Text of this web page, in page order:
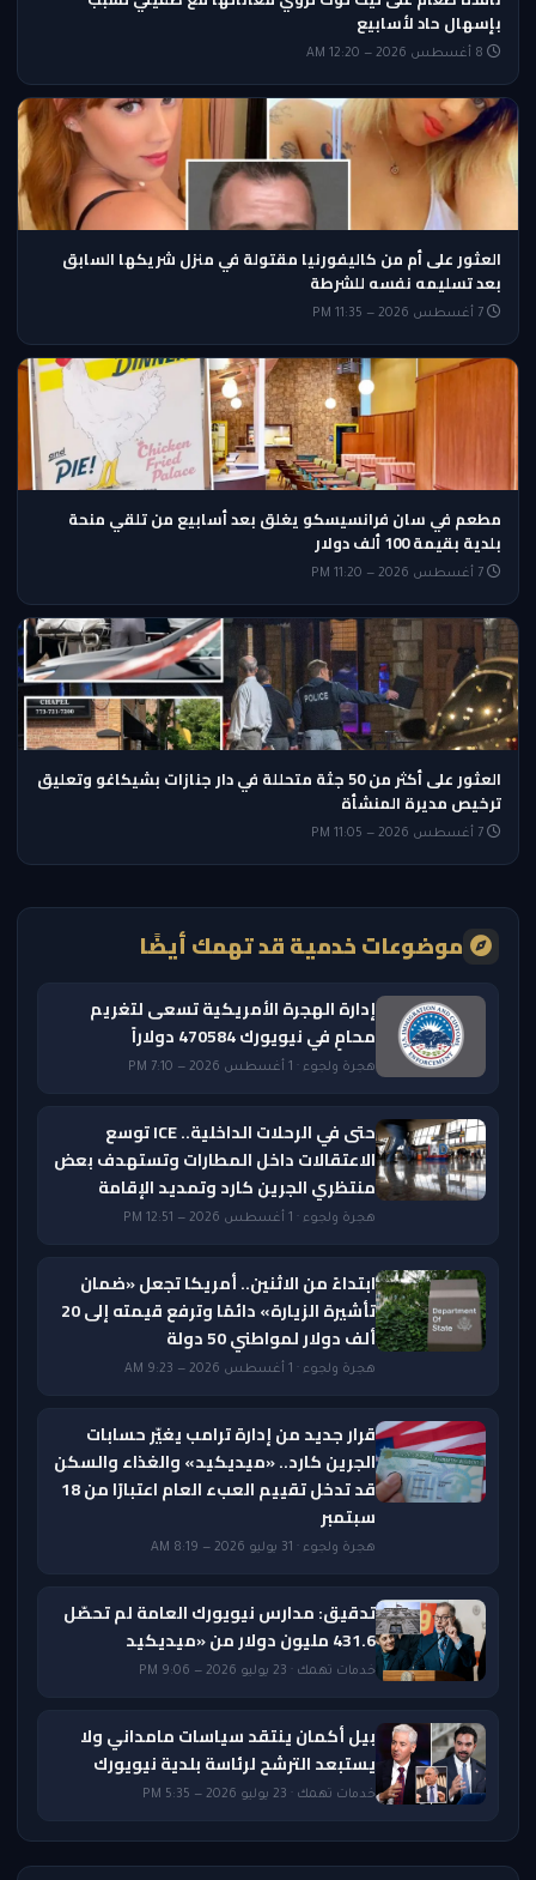
بإسهال حاد لأسابيع
العثور على أم من كاليفورنيا مقتولة في منزل شريكها السابق
بعد تسليمه نفسه للشرطة
مطعم في سان فرانسيسكو يغلق بعد أسابيع من تلقي منحة
بلدية بقيمة 100 ألف دولار
العثور على أكثر من 50 جثة متحللة في دار جنازات بشيكاغو وتعليق
ترخيص مديرة المنشأة
موضوعات خدمية قد تهمك أيضًا
إدارة الهجرة الأمريكية تسعى لتغريم
محامٍ في نيويورك 470584 دولاراً
هجرة ولجوء · 1 أغسطس 2026 — 7:10 PM
حتى في الرحلات الداخلية.. ICE توسع
الاعتقالات داخل المطارات وتستهدف بعض
منتظري الجرين كارد وتمديد الإقامة
هجرة ولجوء · 1 أغسطس 2026 — 12:51 PM
ابتداءً من الاثنين.. أمريكا تجعل «ضمان
تأشيرة الزيارة» دائمًا وترفع قيمته إلى 20
ألف دولار لمواطني 50 دولة
هجرة ولجوء · 1 أغسطس 2026 — 9:23 AM
قرار جديد من إدارة ترامب يغيّر حسابات
الجرين كارد.. «ميديكيد» والغذاء والسكن
قد تدخل تقييم العبء العام اعتبارًا من 18
سبتمبر
هجرة ولجوء · 31 يوليو 2026 — 8:19 AM
تدقيق: مدارس نيويورك العامة لم تحصّل
431.6 مليون دولار من «ميديكيد
خدمات تهمك · 23 يوليو 2026 — 9:06 PM
بيل أكمان ينتقد سياسات مامداني ولا
يستبعد الترشح لرئاسة بلدية نيويورك
خدمات تهمك · 23 يوليو 2026 — 5:35 PM